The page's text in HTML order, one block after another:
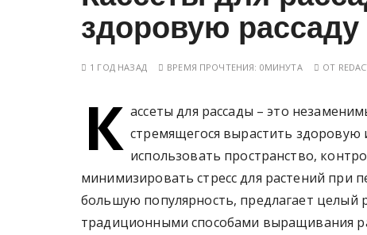
здоровую
1 ГОД НАЗАД ВРЕМЯ ПРОЧТЕНИЯ: 0МИНУТА ОТ
К ассеты для рассады – это
стремящегося вырастить
использовать пространство,
минимизировать стресс для растений при
большую популярность, предлагает целый
традиционными способами выращивания